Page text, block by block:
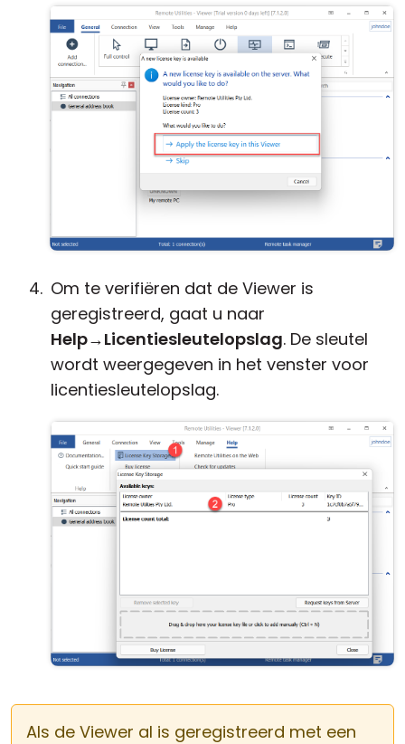
Om te verifiëren dat de Viewer is
geregistreerd, gaat u naar
Help→Licentiesleutelopslag. De sleutel
wordt weergegeven in het venster voor
licentiesleutelopslag.
Als de Viewer al is geregistreerd met een